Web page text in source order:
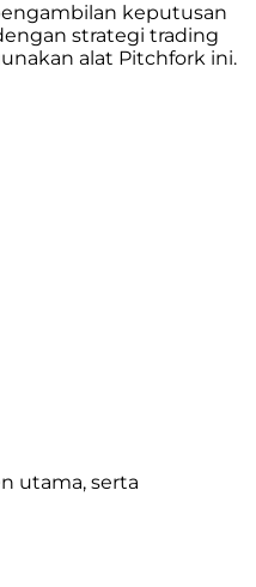
keputusan
strategi trading
alat Pitchfork ini.
utama, serta